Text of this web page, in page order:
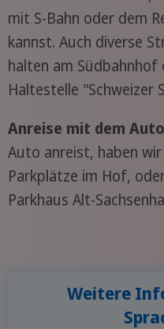
mit S-Bahn oder dem
kannst. Auch diverse
halten am Südbahnhof
Haltestelle "Schweizer
Anreise mit dem
Auto anreist, haben
Parkplätze im Hof,
Parkhaus Alt-
Weitere